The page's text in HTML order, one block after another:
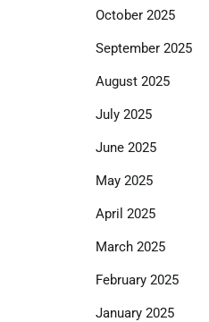
October 2025
September 2025
August 2025
July 2025
June 2025
May 2025
April 2025
March 2025
February 2025
January 2025